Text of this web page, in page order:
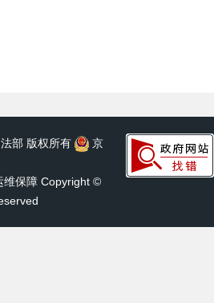
部 版权所有
京
维保障 Copyright ©